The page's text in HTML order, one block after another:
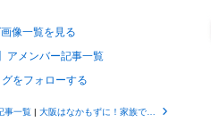
像一覧を見る
アメンバー記事一覧
をフォローする
事一覧 |